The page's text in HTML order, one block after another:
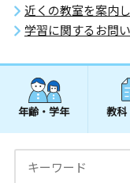
近くの教室を案内
学習に関するお問
年齢・学年 教科